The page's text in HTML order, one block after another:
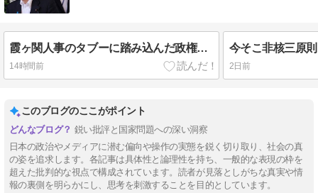
霞ヶ関人事のタブーに踏み込んだ政権の本気度――一松更迭が語る「政治手動」と「民意」の重み
14時間前 2日前
このブログのここがポイント
鋭い批評と国家問題への深い洞察
日本の政治やメディアに潜む偏向や操作の実態を鋭く切り取り、社会の真
の姿を追求します。各記事は具体性と論理性を持ち、一般的な表現の枠を
超えた批判的な視点で構成されています。読者が見落としがちな真実や情
報の裏側を明らかにし、思考を刺激することを目的としています。